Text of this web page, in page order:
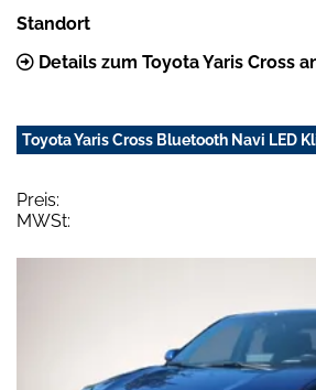
Standort
Details zum Toyota Yaris Cross
Toyota Yaris Cross Bluetooth Navi LED
Preis:
MWSt: